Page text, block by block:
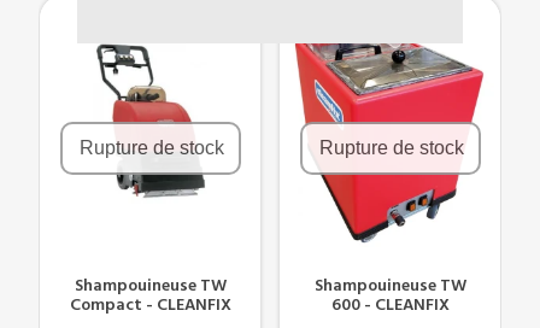
Rupture de stock
Shampouineuse TW
Compact - CLEANFIX
Rupture de stock
Shampouineuse TW
600 - CLEANFIX